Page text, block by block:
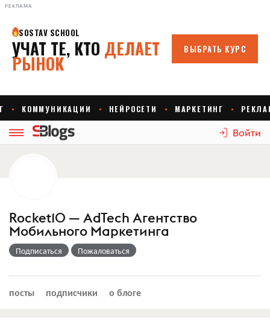
РЕКЛАМА
Войти
Rocket10 — AdTech Агентство
Мобильного Маркетинга
Подписаться Пожаловаться
посты подписчики о блоге